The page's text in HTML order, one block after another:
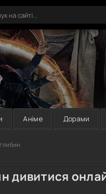
Аніме Дорами
дивитися